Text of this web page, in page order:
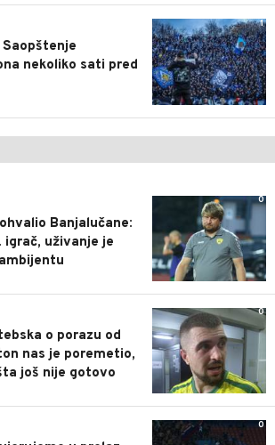
1
nekoliko sati pred
0
Banjalučane:
igrač, uživanje je
0
o porazu od
nas je poremetio,
još nije gotovo
0